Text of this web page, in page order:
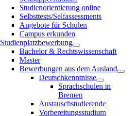
Studienorientierung online
Selbsttests/Selfassessments
Angebote für Schulen
Campus erkunden
Studienplatzbewerbung
Bachelor & Rechtswissenschaft
Master
Bewerbungen aus dem Ausland
Deutschkenntnisse
Sprachschulen in
Bremen
Austauschstudierende
Vorbereitungsstudium